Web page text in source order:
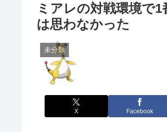
ミアレの対戦環境で
は思わなかった
未分類
X Facebook